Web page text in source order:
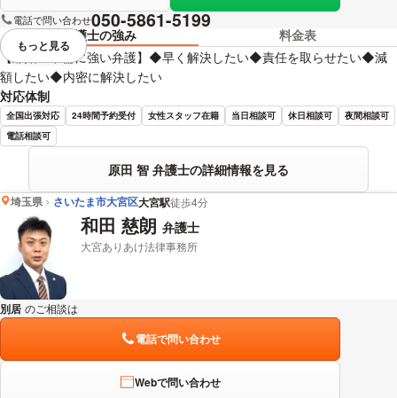
電話で問い合わせ050-5861-5199
弁護士の強み
料金表
【離婚・不倫に強い弁護】◆早く解決したい◆責任を取らせたい◆減
額したい◆内密に解決したい
対応体制
全国出張対応 24時間予約受付 女性スタッフ在籍 当日相談可 休日相談可
夜間相談可
電話相談可
原田 智 弁護士の詳細情報を見る
視覚的に省略されている要素を
もっと見る
埼玉県 さいたま市大宮区大宮駅徒歩4分
和田 慈朗 弁護士
大宮ありあけ法律事務所
別居 のご相談は
電話で問い合わせ
Webで問い合わせ